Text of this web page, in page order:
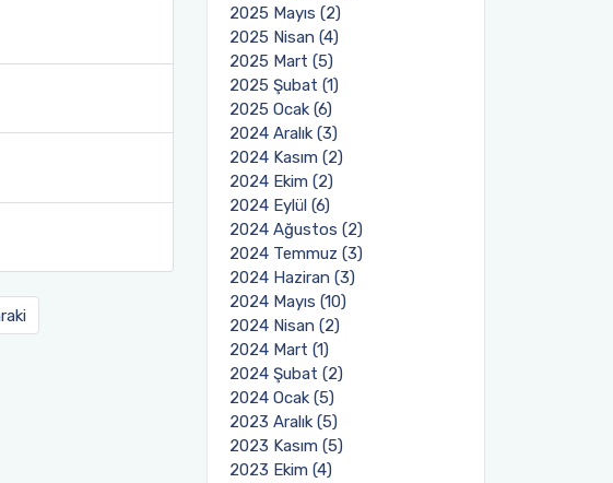
2025 Mayıs (2)
2025 Nisan (4)
2025 Mart (5)
2025 Şubat (1)
2025 Ocak (6)
2024 Aralık (3)
2024 Kasım (2)
2024 Ekim (2)
2024 Eylül (6)
2024 Ağustos (2)
2024 Temmuz (3)
2024 Haziran (3)
2024 Mayıs (10)
2024 Nisan (2)
2024 Mart (1)
2024 Şubat (2)
2024 Ocak (5)
2023 Aralık (5)
2023 Kasım (5)
2023 Ekim (4)